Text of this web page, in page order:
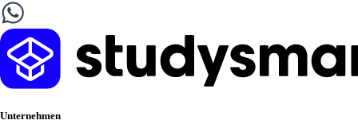
Unternehmen